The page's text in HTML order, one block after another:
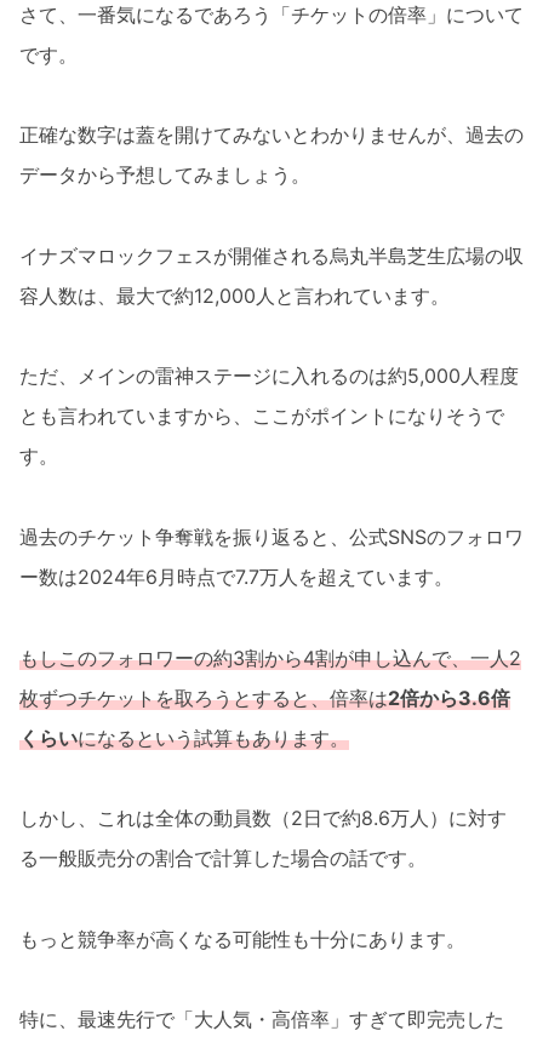
さて、一番気になるであろう「チケットの倍率」について
です。
正確な数字は蓋を開けてみないとわかりませんが、過去の
データから予想してみましょう。
イナズマロックフェスが開催される烏丸半島芝生広場の収
容人数は、最大で約12,000人と言われています。
ただ、メインの雷神ステージに入れるのは約5,000人程度
とも言われていますから、ここがポイントになりそうで
す。
過去のチケット争奪戦を振り返ると、公式SNSのフォロワ
ー数は2024年6月時点で7.7万人を超えています。
もしこのフォロワーの約3割から4割が申し込んで、一人2
枚ずつチケットを取ろうとすると、倍率は2倍から3.6倍
くらいになるという試算もあります。
しかし、これは全体の動員数（2日で約8.6万人）に対す
る一般販売分の割合で計算した場合の話です。
もっと競争率が高くなる可能性も十分にあります。
特に、最速先行で「大人気・高倍率」すぎて即完売した